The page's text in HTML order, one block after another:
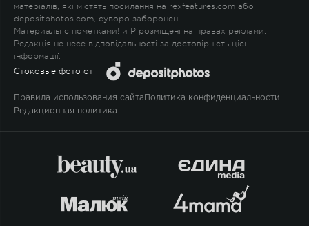
матеріалів, які містять посилання на rexfeatures.com або
depositphotos.com, суворо заборонені.
Материалы с пометками! и P розміщені на правах реклами.
Редакція не несе відповідальності за достовірність цієї
інформації.
Стоковые фото от:
Правила использования сайта Политика конфиденциальности
Редакционная политика